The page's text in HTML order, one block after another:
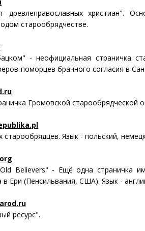
древлеправославных христиан".
старообрядчестве.
- неофициальная страничка
поморцев брачного согласия в
Громовской
старообрядцев. Язык - польский,
Believers" - Ещё одна страничка
Ери (Пенсильвания, США). Язык -
ресурс".